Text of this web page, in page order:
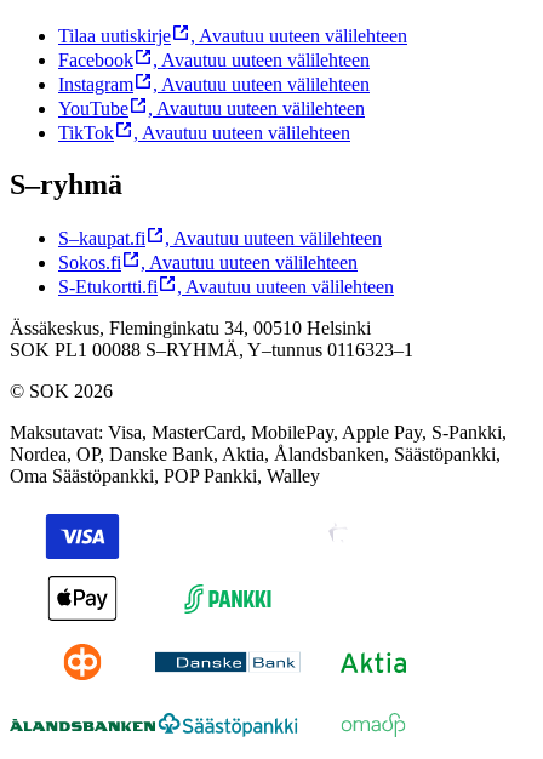
Tilaa uutiskirje , Avautuu uuteen välilehteen
Facebook
, Avautuu uuteen välilehteen
Instagram
, Avautuu uuteen välilehteen
YouTube
, Avautuu uuteen välilehteen
TikTok
, Avautuu uuteen välilehteen
S–ryhmä
S–kaupat.fi , Avautuu uuteen välilehteen
Sokos.fi
, Avautuu uuteen välilehteen
S-Etukortti.fi
, Avautuu uuteen välilehteen
Ässäkeskus, Fleminginkatu 34, 00510 Helsinki
SOK PL1 00088 S–RYHMÄ, Y–tunnus 0116323–1
© SOK 2026
Maksutavat: Visa, MasterCard, MobilePay, Apple Pay, S-Pankki,
Nordea, OP, Danske Bank, Aktia, Ålandsbanken, Säästöpankki,
Oma Säästöpankki, POP Pankki, Walley